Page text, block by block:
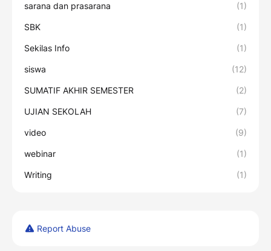
sarana dan prasarana (1)
SBK (1)
Sekilas Info (1)
siswa (12)
SUMATIF AKHIR SEMESTER (2)
UJIAN SEKOLAH (7)
video (9)
webinar (1)
Writing (1)
Report Abuse